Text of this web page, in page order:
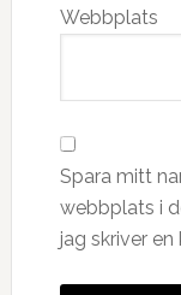
Webbplats
Spara mitt
webbplats i
jag skriver